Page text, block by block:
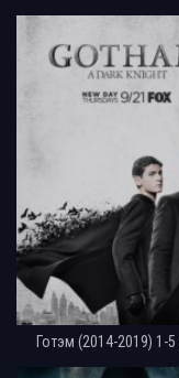
Готэм (2014-2019) 1-5